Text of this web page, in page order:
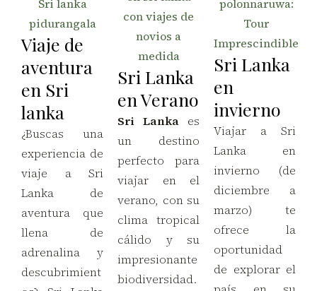
Viaje de
aventura
en Sri
lanka​
¿Buscas una
experiencia de
viaje a Sri
Lanka de
aventura que
llena de
adrenalina y
descubrimient
Sri Lanka
en Verano
Sri Lanka es
un destino
perfecto para
viajar en el
verano, con su
clima tropical
cálido y su
impresionante
biodiversidad.
Sri Lanka
en
invierno
Viajar a Sri
Lanka en
invierno (de
diciembre a
marzo) te
ofrece la
oportunidad
de explorar el